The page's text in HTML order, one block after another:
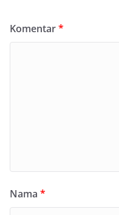
Komentar*
Nama *